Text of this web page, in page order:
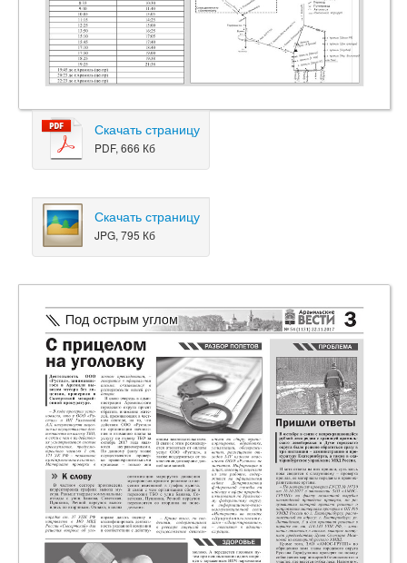
Скачать страницу
PDF, 666 Кб
Скачать страницу
JPG, 795 Кб